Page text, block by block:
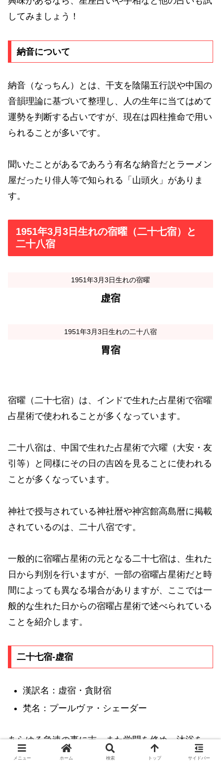
してみましょう！
納音について
納音（なっちん）とは、干支を陰陽五行説や中国の
音韻理論に基づいて整理し、人の生年に当てはめて
運勢を判断する占いですが、現在は四柱推命で用い
られることが多いです。
聞いたことがあるであろう有名な納音だとラーメン
屋だったり俳人等で知られる「山頭火」がありま
す。
1951年3月3日生れの宿曜（二十七宿）と
二十八宿
1951年3月3日生れの宿曜
虚宿
1951年3月3日生れの二十八宿
胃宿
宿曜（二十七宿）は、インドで生れた占星術で宿曜
占星術で使われることが多くなっています。
二十八宿は、中国で生れた占星術で六曜（大安・友
引等）と同様にその日の吉凶を見ることに使われる
ことが多くなっています。
神社で授与されている神社暦や神宮館高島暦に掲載
されているのは、二十八宿です。
一般的に宿曜占星術の元となる二十七宿は、生れた
日から判別を行いますが、一部の宿曜占星術だと時
間によっても異なる場合がありますが、ここでは一
般的な生れた日からの宿曜占星術で述べられている
ことを紹介します。
二十七宿-虚宿
漢訳名：虚宿・貪財宿
梵名：プールヴァ・シェーダー
あらゆる急速の事に吉。また学問を修め、沐浴を
し、子授けの祈祷を受けるのに吉。また僧や神官へ
メニュー ホーム 検索 トップ サイドバー